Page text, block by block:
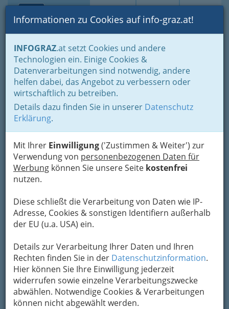
Suche Login Toggle
Informationen zu Cookies auf info-graz.at!
INFOGRAZ.at setzt Cookies und andere
Technologien ein. Einige Cookies &
Datenverarbeitungen sind notwendig, andere
helfen dabei, das Angebot zu verbessern oder
wirtschaftlich zu betreiben.
Details dazu finden Sie in unserer Datenschutz
Erklärung.
Mit Ihrer Einwilligung('Zustimmen & Weiter') zur
Verwendung von personenbezogenen Daten für
Werbung können Sie unsere Seite kostenfrei
nutzen.
Diese schließt die Verarbeitung von Daten wie IP-
Adresse, Cookies & sonstigen Identifiern außerhalb
der EU (u.a. USA) ein.
Details zur Verarbeitung Ihrer Daten und Ihren
Rechten finden Sie in der Datenschutzinformation.
Hier können Sie Ihre Einwilligung jederzeit
widerrufen sowie einzelne Verarbeitungszwecke
abwählen. Notwendige Cookies & Verarbeitungen
können nicht abgewählt werden.
Home Branchen
Gewerbe, Handwerk, Banken
Banken & Versicherungen
Lotterien
Gerhart Johannes Josef
Zwanzger
Leonhardstraße 30, 8010 Graz
Karte